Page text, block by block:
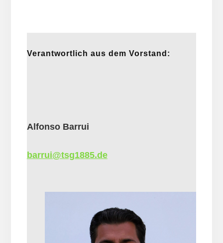
Verantwortlich aus dem Vorstand:
Alfonso Barrui
barrui@tsg1885.de